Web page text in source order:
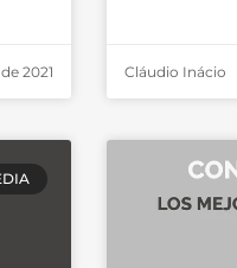
2021 Cláudio Inácio